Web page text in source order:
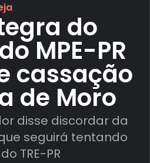
do
MPE-PR
cassação
de Moro
disse discordar da
seguirá tentando
TRE-PR